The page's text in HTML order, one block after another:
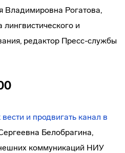
Владимировна Рогатова,
лингвистического и
редактор Пресс-службы
и продвигать канал в
Белобрагина,
коммуникаций НИУ